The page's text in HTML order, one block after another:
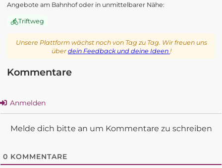
Angebote am Bahnhof oder in unmittelbarer Nähe:
Triftweg
Unsere Plattform wächst noch von Tag zu Tag. Wir freuen uns
überdein Feedback und deine Ideen !
Kommentare
Anmelden
Melde dich bitte an um Kommentare zu schreiben
0 KOMMENTARE